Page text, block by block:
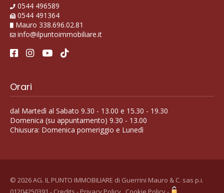
0544 496589
0544 491364
Mauro 338.696.02.81
info@ilpuntoimmobiliare.it
Orari
dal Martedì al Sabato 9.30 - 13.00 e 15.30 - 19.30
Domenica (su appuntamento) 9.30 - 13.00
Chiusura: Domenica pomeriggio e Lunedì
© 2026 AG. IL PUNTO IMMOBILIARE di Guerrini Mauro & C. sas p.i.